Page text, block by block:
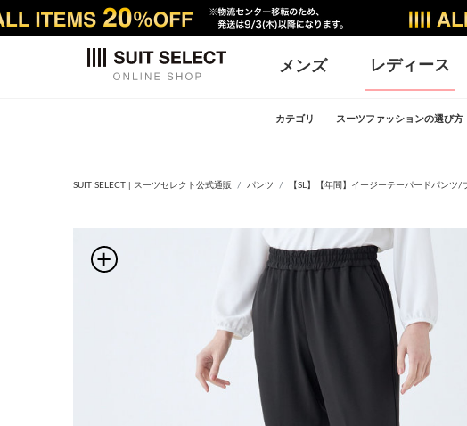
メンズ レディース
カテゴリ スーツファッションの選び方
SUIT SELECT | スーツセレクト公式通販 パンツ 【SL】【年間】イージーテーパードパン